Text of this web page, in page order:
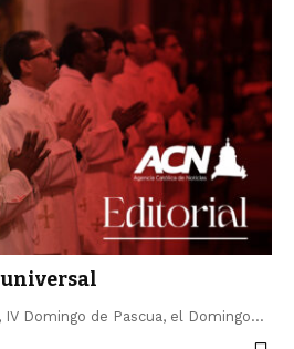
Domingo de Pascua, el Domingo…